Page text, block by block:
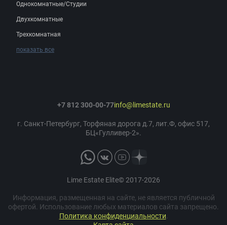
Однокомнатные/Студии
Двухкомнатные
Трехкомнатная
показать все
Lime Estate Elite© 2017-2026
Информация, размещенная на сайте, не является публичной
офертой. Использование любых материалов сайта запрещено.
Политика конфиденциальности
+7 812 300-00-77info@limestate.ru
г. Санкт-Петербург, Торфяная дорога д.7, лит.Ф, офис 517,
БЦ«Гулливер-2».